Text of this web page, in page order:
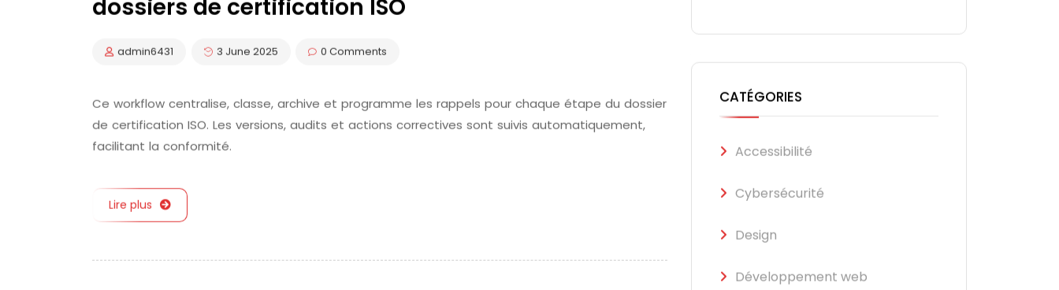
dossiers de certification ISO
admin6431 3 June 2025 0 Comments
Ce workflow centralise, classe, archive et programme les rappels pour chaque étape du dossier
de certification ISO. Les versions, audits et actions correctives sont suivis automatiquement,
facilitant la conformité.
Lire plus
CATÉGORIES
Accessibilité
Cybersécurité
Design
Développement web